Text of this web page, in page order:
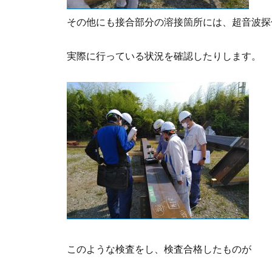
その他にも接合部分の溶接箇所には、超音波
実際に行っている状況を確認したりします。
このような検査をし、検査合格したものが